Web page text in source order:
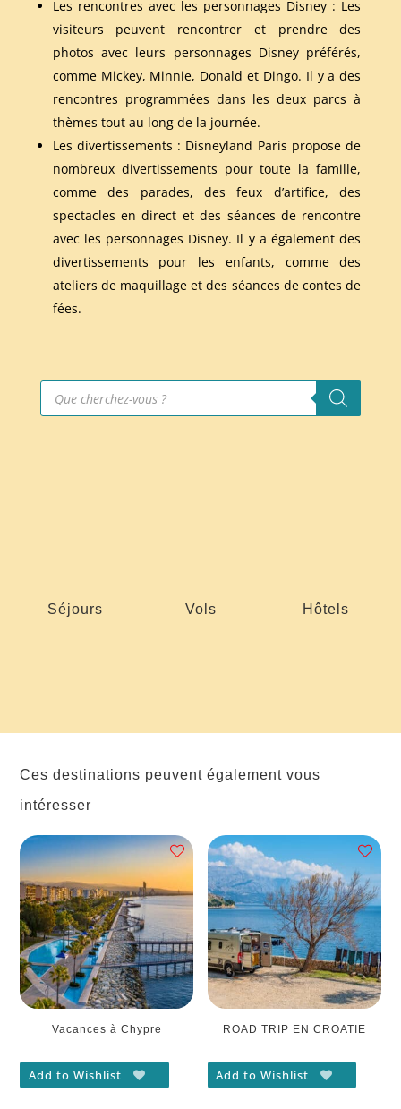
Les rencontres avec les personnages Disney : Les
visiteurs peuvent rencontrer et prendre des
photos avec leurs personnages Disney préférés,
comme Mickey, Minnie, Donald et Dingo. Il y a des
rencontres programmées dans les deux parcs à
thèmes tout au long de la journée.
Les divertissements : Disneyland Paris propose de
nombreux divertissements pour toute la famille,
comme des parades, des feux d’artifice, des
spectacles en direct et des séances de rencontre
avec les personnages Disney. Il y a également des
divertissements pour les enfants, comme des
ateliers de maquillage et des séances de contes de
fées.
Recherche
produits
Séjours Vols Hôtels
Ces destinations peuvent également vous
intéresser
Vacances à Chypre
Add to Wishlist
ROAD TRIP EN CROATIE
Add to Wishlist